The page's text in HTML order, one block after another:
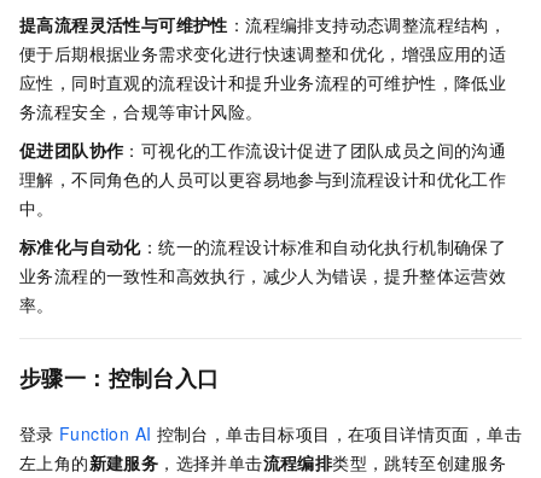
提高流程灵活性与可维护性 ：流程编排支持动态调整流程结构，
便于后期根据业务需求变化进行快速调整和优化，增强应用的适
应性，同时直观的流程设计和提升业务流程的可维护性，降低业
务流程安全，合规等审计风险。
促进团队协作 ：可视化的工作流设计促进了团队成员之间的沟通
理解，不同角色的人员可以更容易地参与到流程设计和优化工作
中。
标准化与自动化：统一的流程设计标准和自动化执行机制确保了
业务流程的一致性和高效执行，减少人为错误，提升整体运营效
率。
步骤一：控制台入口
登录 Function AI 控制台，单击目标项目，在项目详情页面，单击
左上角的新建服务 ，选择并单击流程编排类型，跳转至创建服务